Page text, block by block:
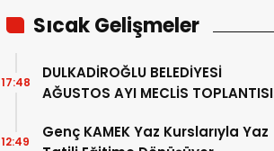
Sıcak Gelişmeler
DULKADİROĞLU BELEDİYESİ
AĞUSTOS AYI MECLİS TOPLANTISI
17:48
Genç KAMEK Yaz Kurslarıyla Yaz
12:49